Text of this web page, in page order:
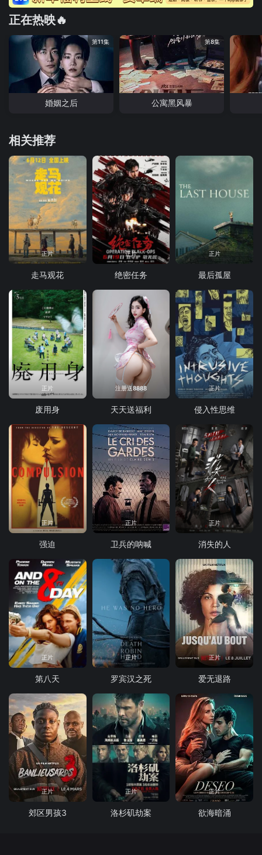
正在热映🔥
第11集
婚姻之后
第8集
公寓黑风暴
相关推荐
正片
走马观花
正片
绝密任务
正片
最后孤屋
正片
废用身
注册送8888
天天送福利
正片
侵入性思维
正片
强迫
正片
卫兵的呐喊
正片
消失的人
正片
第八天
正片
罗宾汉之死
正片
爱无退路
正片
郊区男孩3
正片
洛杉矶劫案
正片
欲海暗涌